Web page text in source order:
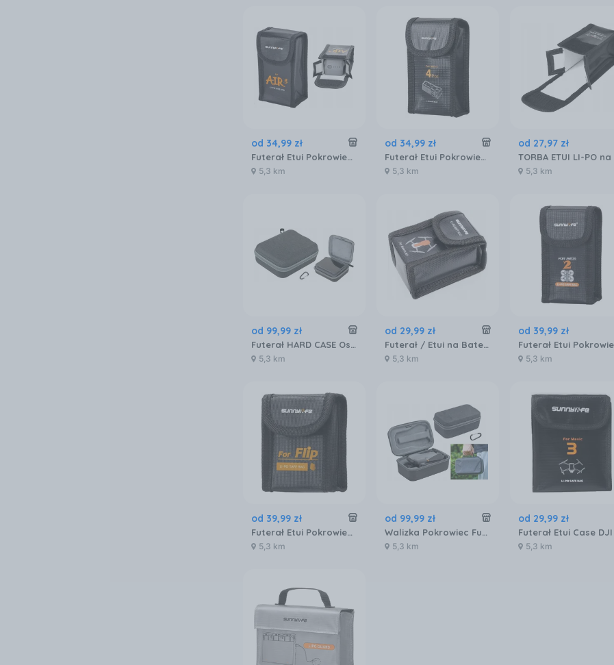
od 34,99 zł
Futerał Etui Pokrowiec 1x AKUMULATOR BATERIA Ognioodporny DJI AIR 3 / 3S / 3 S / A3-DC597-1
5,3 km
od 34,99 zł
Futerał Etui Pokrowiec 1x AKUMULATOR BATERIA Ognioodporny DJI Mavic 4 Pro / M4P-DC09-1
5,3 km
od 27,97 zł
5,3 km
od 99,99 zł
Futerał HARD CASE Osłona Walizka Pokrowiec Etui do DJI RC Pro 2 - Mavic 4 Pro / B06
5,3 km
od 29,99 zł
Futerał / Etui na Baterię do DJI MAVIC AIR - Ognioodporny
5,3 km
od 39,99 zł
5,3 km
od 39,99 zł
Futerał Etui Pokrowiec 1x AKUMULATOR BATERIA do Drona DJI FLIP Ognioodporny / FP-DC954-1
5,3 km
od 99,99 zł
Walizka Pokrowiec Futerał Etui Case Osłona do na Drona DJI Air 3S / 3 S / DJI Air 3 / B658
5,3 km
od 29,99 zł
5,3 km